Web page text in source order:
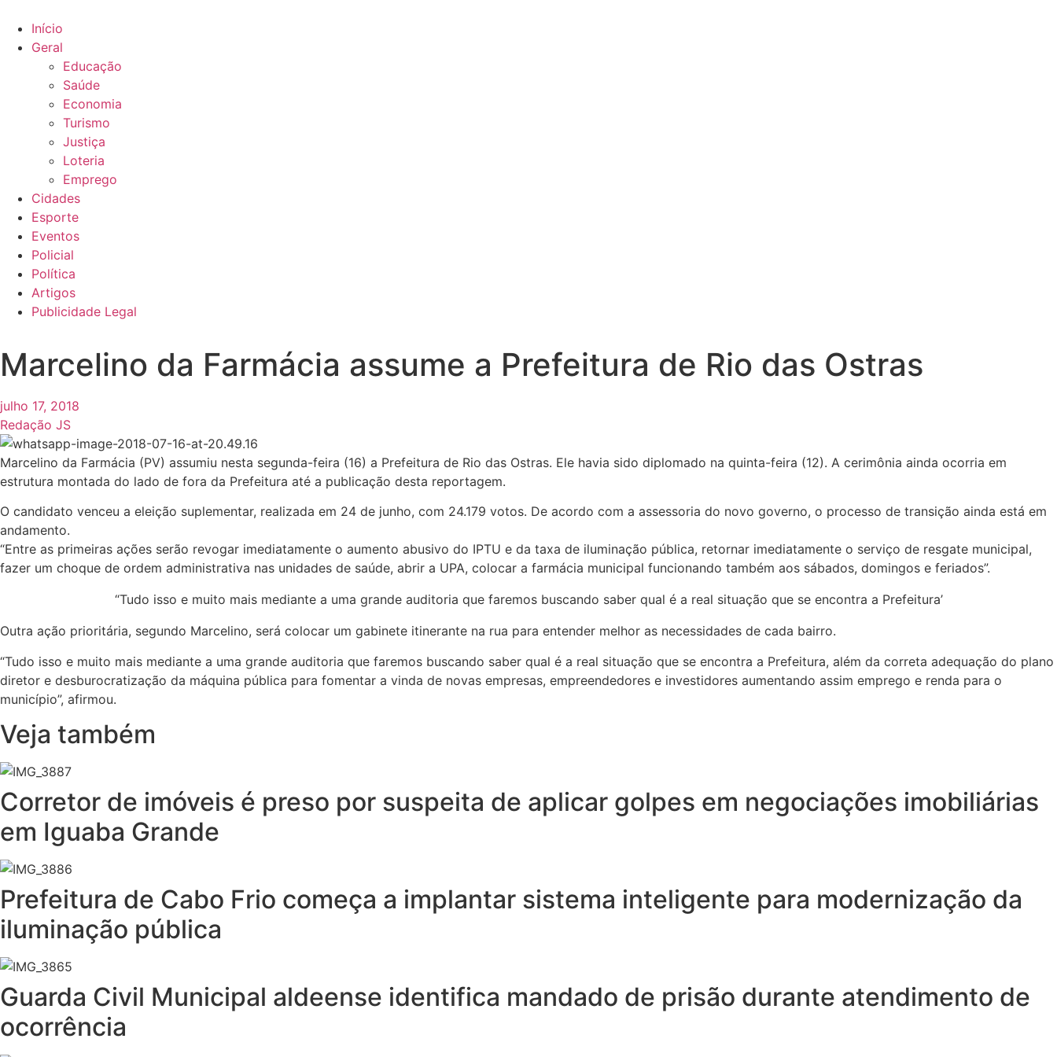
para
conteúdo
Início
Geral
Educação
Saúde
Economia
Turismo
Justiça
Loteria
Emprego
Cidades
Esporte
Eventos
Policial
Política
Artigos
Publicidade Legal
Marcelino da Farmácia assume a Prefeitura de Rio das Ostras
julho 17, 2018
Redação JS
Marcelino da Farmácia (PV) assumiu nesta segunda-feira (16) a Prefeitura de Rio das Ostras. Ele havia sido diplomado na quinta-feira (12). A cerimônia ainda ocorria em
estrutura montada do lado de fora da Prefeitura até a publicação desta reportagem.
O candidato venceu a eleição suplementar, realizada em 24 de junho, com 24.179 votos. De acordo com a assessoria do novo governo, o processo de transição ainda está em
andamento.
“Entre as primeiras ações serão revogar imediatamente o aumento abusivo do IPTU e da taxa de iluminação pública, retornar imediatamente o serviço de resgate municipal,
fazer um choque de ordem administrativa nas unidades de saúde, abrir a UPA, colocar a farmácia municipal funcionando também aos sábados, domingos e feriados”.
“Tudo isso e muito mais mediante a uma grande auditoria que faremos buscando saber qual é a real situação que se encontra a Prefeitura’
Outra ação prioritária, segundo Marcelino, será colocar um gabinete itinerante na rua para entender melhor as necessidades de cada bairro.
“Tudo isso e muito mais mediante a uma grande auditoria que faremos buscando saber qual é a real situação que se encontra a Prefeitura, além da correta adequação do plano
diretor e desburocratização da máquina pública para fomentar a vinda de novas empresas, empreendedores e investidores aumentando assim emprego e renda para o
município”, afirmou.
Veja também
Corretor de imóveis é preso por suspeita de aplicar golpes em negociações imobiliárias
em Iguaba Grande
Prefeitura de Cabo Frio começa a implantar sistema inteligente para modernização da
iluminação pública
Guarda Civil Municipal aldeense identifica mandado de prisão durante atendimento de
ocorrência